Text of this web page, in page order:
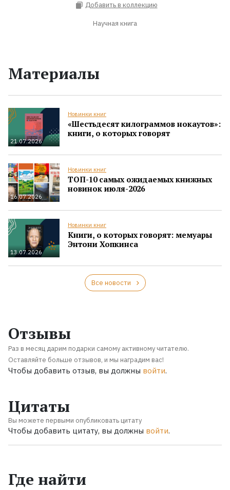
Добавить в коллекцию
Научная книга
Материалы
21.07.2026
Новинки книг
«Шестьдесят килограммов нокаутов»:
книги, о которых говорят
16.07.2026
Новинки книг
ТОП-10 самых ожидаемых книжных
новинок июля-2026
13.07.2026
Новинки книг
Книги, о которых говорят: мемуары
Энтони Хопкинса
Все новости
Отзывы
Раз в месяц дарим подарки самому активному читателю.
Оставляйте больше отзывов, и мы наградим вас!
Чтобы добавить отзыв, вы должны войти.
Цитаты
Вы можете первыми опубликовать цитату
Чтобы добавить цитату, вы должны войти.
Где найти